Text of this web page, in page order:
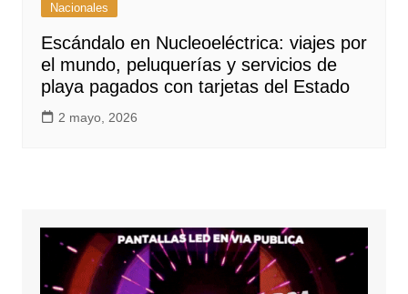
Nacionales
Escándalo en Nucleoeléctrica: viajes por
el mundo, peluquerías y servicios de
playa pagados con tarjetas del Estado
2 mayo, 2026